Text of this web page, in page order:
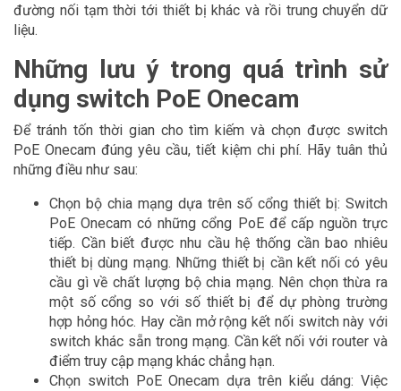
đường nối tạm thời tới thiết bị khác và rồi trung chuyển dữ
liệu.
Những lưu ý trong quá trình sử
dụng switch PoE Onecam
Để tránh tốn thời gian cho tìm kiếm và chọn được switch
PoE Onecam đúng yêu cầu, tiết kiệm chi phí. Hãy tuân thủ
những điều như sau:
Chọn bộ chia mạng dựa trên số cổng thiết bị: Switch
PoE Onecam có những cổng PoE để cấp nguồn trực
tiếp. Cần biết được nhu cầu hệ thống cần bao nhiêu
thiết bị dùng mạng. Những thiết bị cần kết nối có yêu
cầu gì về chất lượng bộ chia mạng. Nên chọn thừa ra
một số cổng so với số thiết bị để dự phòng trường
hợp hỏng hóc. Hay cần mở rộng kết nối switch này với
switch khác sẵn trong mạng. Cần kết nối với router và
điểm truy cập mạng khác chẳng hạn.
Chọn switch PoE Onecam dựa trên kiểu dáng: Việc